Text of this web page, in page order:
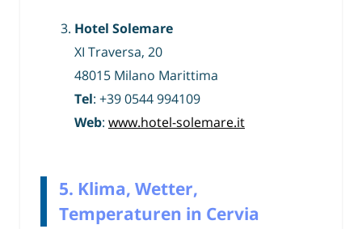
Hotel Solemare
XI Traversa, 20
48015 Milano Marittima
Tel: +39 0544 994109
Web: www.hotel-solemare.it
5. Klima, Wetter,
Temperaturen in Cervia